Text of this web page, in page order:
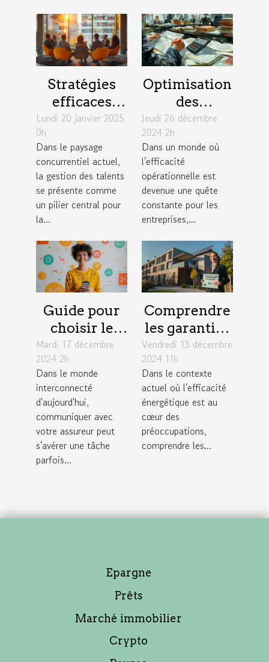
Stratégies
efficaces
pour une
gestion des
talents
durable en
entreprise
Lundi 20 janvier 2025
0h
Dans le paysage
concurrentiel actuel,
la gestion des talents
se présente comme
un pilier central pour
la...
Optimisation
des
processus de
paie en
fonction des
conventions
collectives
Jeudi 26 décembre
2024 2h
Dans un monde où
l'efficacité
opérationnelle est
devenue une quête
constante pour les
entreprises,...
Guide pour
choisir le
meilleur
moyen de
contact avec
votre
assureur
Mardi 17 décembre
2024 2h
Dans le monde
interconnecté
d'aujourd'hui,
communiquer avec
votre assureur peut
s'avérer une tâche
parfois...
Comprendre
les garanties
d'une
assurance
pour audits
énergétiques
Vendredi 13 décembre
2024 11h
Dans le contexte
actuel où l'efficacité
énergétique est au
cœur des
préoccupations,
comprendre les...
Epargne
Prêts
Marché immobilier
Crypto